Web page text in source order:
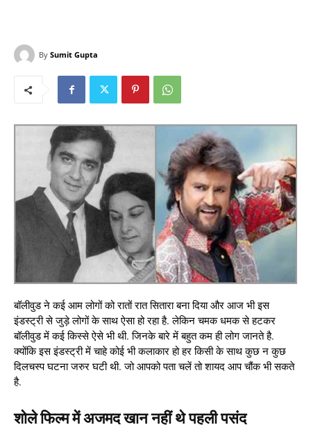
By Sumit Gupta
बॉलीवुड ने कई आम लोगों को रातों रात सितारा बना दिया और आज भी इस
इंडस्ट्री से जुड़े लोगों के साथ ऐसा हो रहा है. लेकिन चमक धमक से हटकर
बॉलीवुड में कई किस्से ऐसे भी थी. जिनके बारे में बहुत कम ही लोग जानते है.
क्योंकि इस इंडस्ट्री में चाहे कोई भी कलाकार हो हर किसी के साथ कुछ न कुछ
दिलचस्प घटना जरुर घटी थी. जो आपको पता चलें तो शायद आप चौंक भी सकते
है.
शोले फिल्म में अजमद खान नहीं थे पहली पसंद